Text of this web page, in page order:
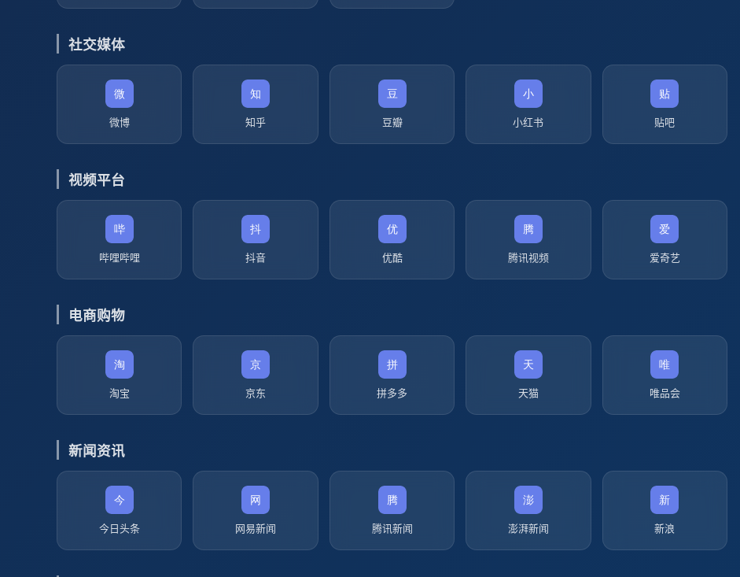
社交媒体
微博 知乎 豆瓣 小红书 贴吧
视频平台
哔哩哔哩 抖音 优酷 腾讯视频 爱奇艺
电商购物
淘宝 京东 拼多多 天猫 唯品会
新闻资讯
今日头条 网易新闻 腾讯新闻 澎湃新闻 新浪